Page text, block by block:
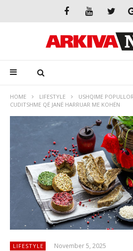
HOME LIFESTYLE
USHQIME
CUDITSHME QË JANË HARRUAR ME KOHËN
LIFESTYLE November 5, 2025